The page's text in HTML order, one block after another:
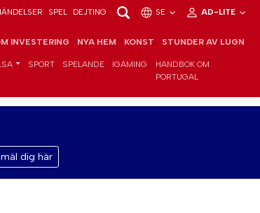
SPEL DEJTING SE AD-LITE
INVESTERING NYA HEM KONST STUNDER AV LUGN
SPORT SPELANDE IGAMING
HANDBOK OM
PORTUGAL
dig här